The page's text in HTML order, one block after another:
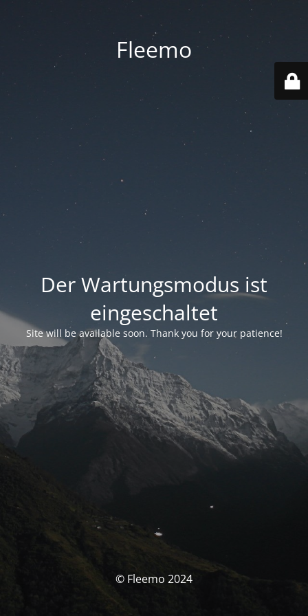
Fleemo
Der Wartungsmodus ist
eingeschaltet
Site will be available soon. Thank you for your patience!
© Fleemo 2024